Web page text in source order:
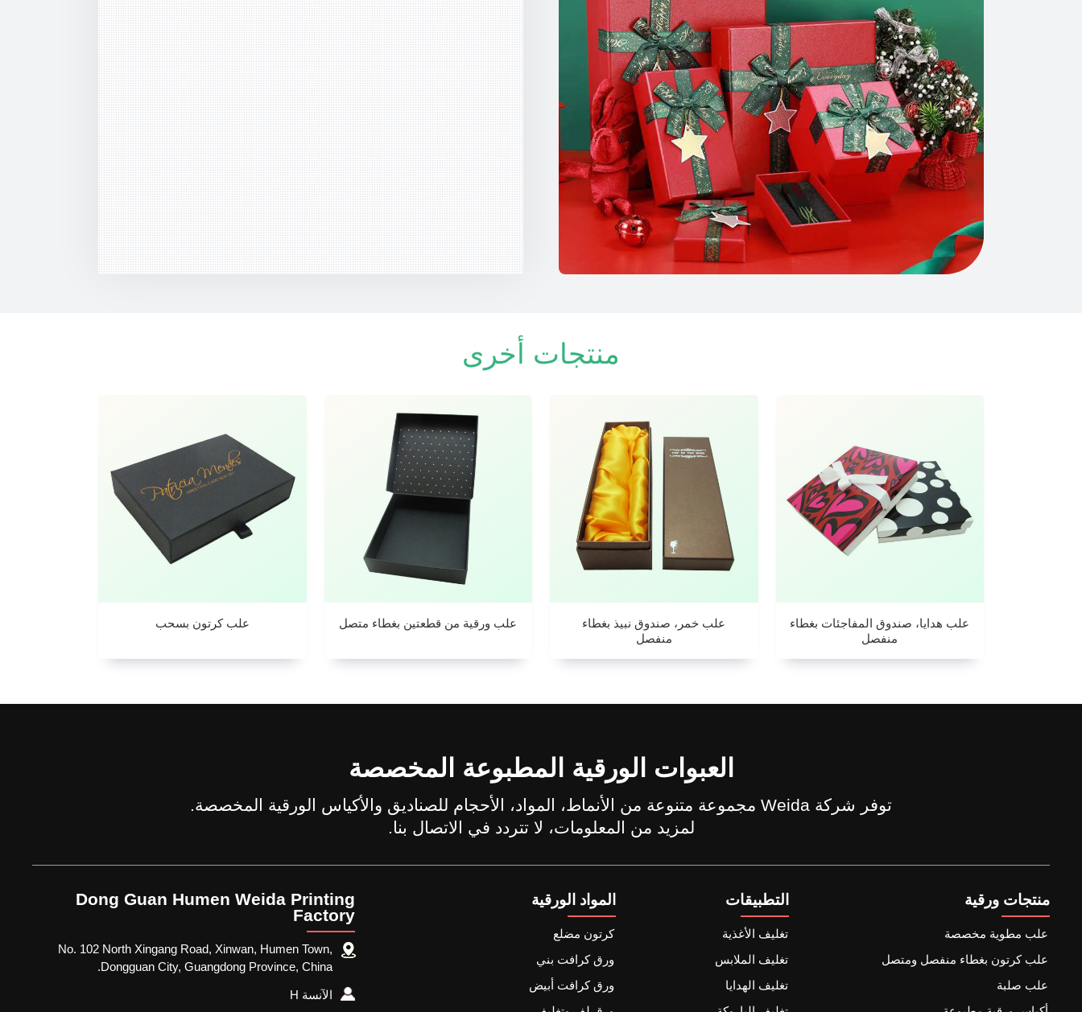
منتجات أخرى
علب هدايا، صندوق المفاجئات بغطاء
منفصل
علب خمر، صندوق نبيذ بغطاء
منفصل
علب ورقية من قطعتين بغطاء متصل علب كرتون بسحب
العبوات الورقية المطبوعة المخصصة
توفر شركة Weida مجموعة متنوعة من الأنماط، المواد، الأحجام للصناديق والأكياس الورقية المخصصة.
لمزيد من المعلومات، لا تتردد في الاتصال بنا.
منتجات ورقية
علب مطوية مخصصة
علب كرتون بغطاء منفصل ومتصل
علب صلبة
التطبيقات
تغليف الأغذية
تغليف الملابس
تغليف الهدايا
المواد الورقية
كرتون مضلع
ورق كرافت بني
ورق كرافت أبيض
Dong Guan Humen Weida Printing
Factory
No. 102 North Xingang Road, Xinwan, Humen Town,
Dongguan City, Guangdong Province, China.
الآنسة H